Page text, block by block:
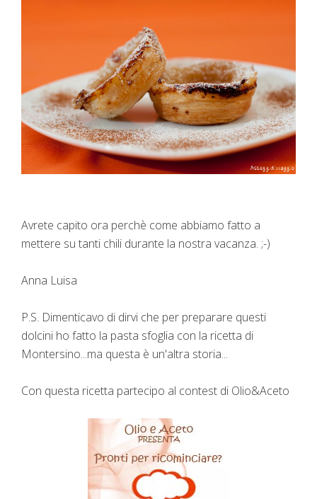
Avrete capito ora perchè come abbiamo fatto a
mettere su tanti chili durante la nostra vacanza. ;-)
Anna Luisa
P.S. Dimenticavo di dirvi che per preparare questi
dolcini ho fatto la pasta sfoglia con la ricetta di
Montersino...ma questa è un'altra storia...
Con questa ricetta partecipo al contest di Olio&Aceto